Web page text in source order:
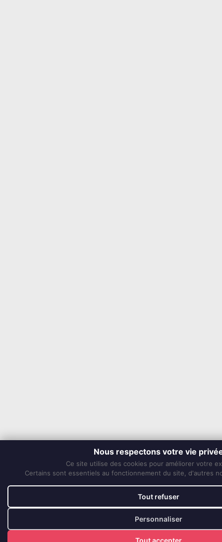
Nous respectons votre vie
Ce site utilise des cookies pour améliorer votre
Certains sont essentiels au fonctionnement du site, d'autres
Tout refuser
Personnaliser
Tout accepter